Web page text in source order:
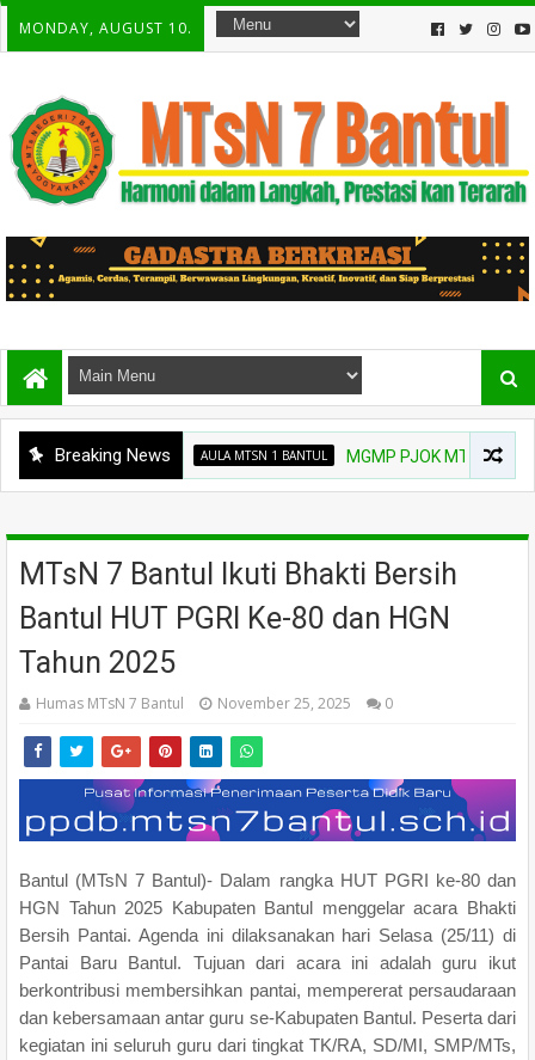
MONDAY, AUGUST 10.
Breaking NewsAULA MTSN 1 BANTUL MGMP PJOK MTs Bantul
MTsN 7 Bantul Ikuti Bhakti Bersih
Bantul HUT PGRI Ke-80 dan HGN
Tahun 2025
Humas MTsN 7 Bantul November 25, 2025 0
Bantul (MTsN 7 Bantul)- Dalam rangka HUT PGRI ke-80 dan
HGN Tahun 2025 Kabupaten Bantul menggelar acara Bhakti
Bersih Pantai. Agenda ini dilaksanakan hari Selasa (25/11) di
Pantai Baru Bantul. Tujuan dari acara ini adalah guru ikut
berkontribusi membersihkan pantai, mempererat persaudaraan
dan kebersamaan antar guru se-Kabupaten Bantul. Peserta dari
kegiatan ini seluruh guru dari tingkat TK/RA, SD/MI, SMP/MTs,